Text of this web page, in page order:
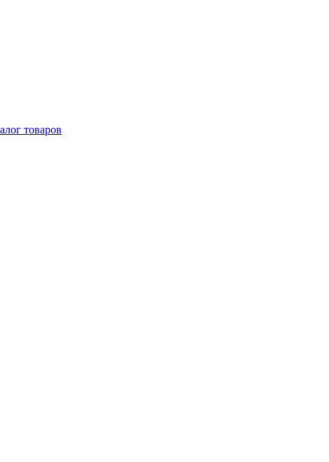
товаров